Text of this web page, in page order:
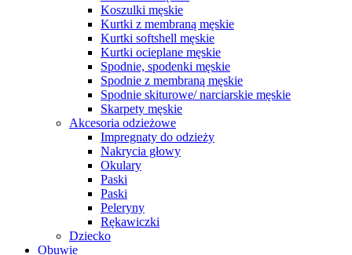
Koszulki męskie
Kurtki z membraną męskie
Kurtki softshell męskie
Kurtki ocieplane męskie
Spodnie, spodenki męskie
Spodnie z membraną męskie
Spodnie skiturowe/ narciarskie męskie
Skarpety męskie
Akcesoria odzieżowe
Impregnaty do odzieży
Nakrycia głowy
Okulary
Paski
Paski
Peleryny
Rękawiczki
Dziecko
Obuwie